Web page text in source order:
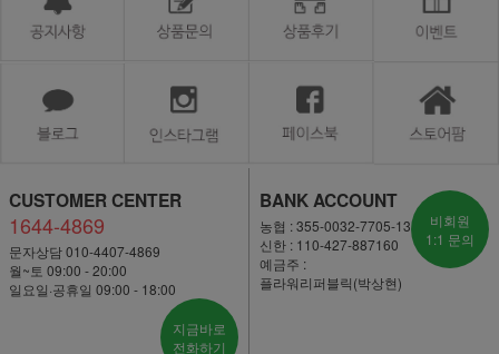
CUSTOMER CENTER
1644-4869
문자상담 010-4407-4869
월~토 09:00 - 20:00
일요일·공휴일 09:00 - 18:00
지금바로
전화하기
BANK ACCOUNT
농협 : 355-0032-7705-13
신한 : 110-427-887160
예금주 :
플라워리퍼블릭(박상현)
비회원
1:1 문의